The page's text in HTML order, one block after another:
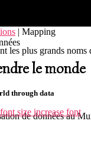
les plus grands noms
through data
de données au
| Mapping
le monde
increase font